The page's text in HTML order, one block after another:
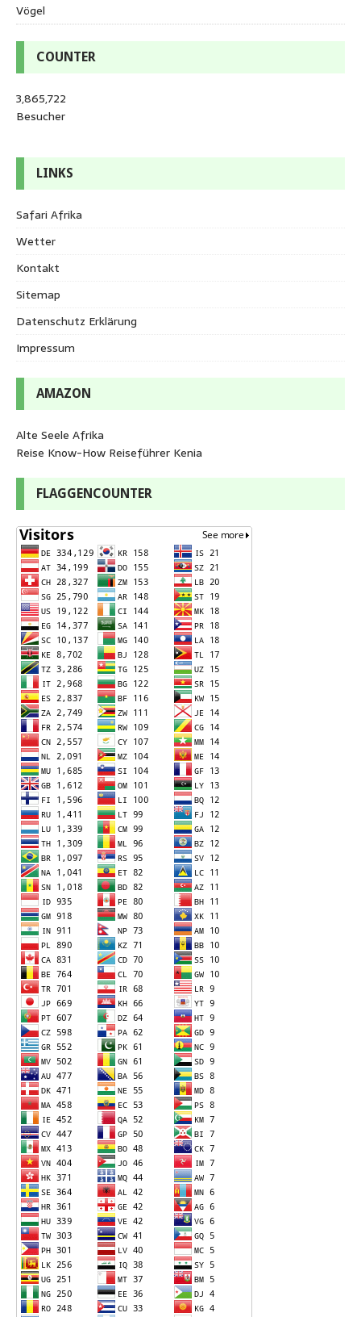
Vögel
COUNTER
3,865,722
Besucher
LINKS
Safari Afrika
Wetter
Kontakt
Sitemap
Datenschutz Erklärung
Impressum
AMAZON
Alte Seele Afrika
Reise Know-How Reiseführer Kenia
FLAGGENCOUNTER